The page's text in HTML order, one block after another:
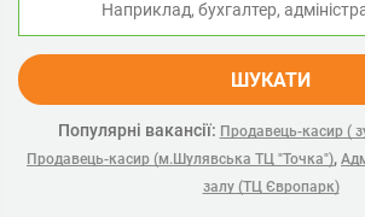
ШУКАТИ
Популярні вакансії: Продавець-касир (
Продавець-касир (м.Шулявська ТЦ "Точка"),
залу (ТЦ Європарк)